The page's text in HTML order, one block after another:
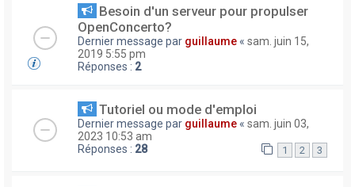
Besoin d'un serveur pour propulser
OpenConcerto?
Dernier message par guillaume « sam. juin 15,
2019 5:55 pm
Réponses : 2
Tutoriel ou mode d'emploi
Dernier message par guillaume « sam. juin 03,
2023 10:53 am
Réponses : 28 1 2 3